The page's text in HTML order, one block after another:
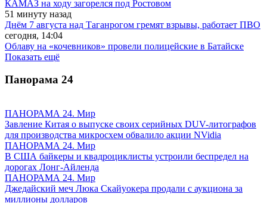
КАМАЗ на ходу загорелся под Ростовом
51 минуту назад
Днём 7 августа над Таганрогом гремят взрывы, работает ПВО
сегодня, 14:04
Облаву на «кочевников» провели полицейские в Батайске
Показать ещё
Панорама 24
ПАНОРАМА 24. Мир
Завление Китая о выпуске своих серийных DUV-литографов
для производства микросхем обвалило акции NVidia
ПАНОРАМА 24. Мир
В США байкеры и квадроциклисты устроили беспредел на
дорогах Лонг-Айленда
ПАНОРАМА 24. Мир
Джедайский меч Люка Скайуокера продали с аукциона за
миллионы долларов